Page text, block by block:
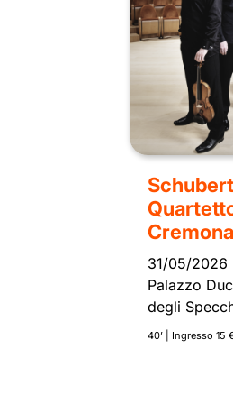
Schubert |
Cremona
31/05/2026
Palazzo
degli
40’ | Ingresso 15